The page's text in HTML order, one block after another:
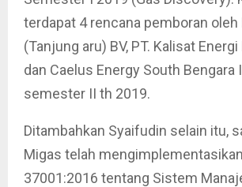
terdapat 4 rencana pemboran
(Tanjung aru) BV, PT. Kalisat
dan Caelus Energy South Bengara
semester II th 2019.
Ditambahkan Syaifudin selain itu,
Migas telah
37001:2016 tentang Sistem